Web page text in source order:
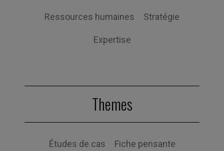
Ressources humaines Stratégie
Expertise
Themes
Études de cas Fiche pensante